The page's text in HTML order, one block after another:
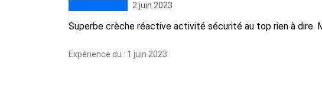
2 juin 2023
Superbe crèche réactive activité sécurité au top rien à dire.
Expérience du : 1 juin 2023